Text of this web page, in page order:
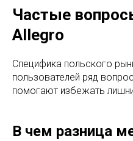
Частые
Allegro
Специфика польского
пользователей ряд
помогают избежать
В чем разница